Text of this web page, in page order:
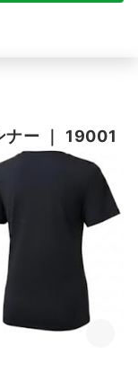
ナー 19001